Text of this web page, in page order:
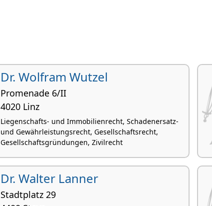
Dr. Wolfram Wutzel
Promenade 6/II
4020 Linz
Liegenschafts- und Immobilienrecht, Schadenersatz-
und Gewährleistungsrecht, Gesellschaftsrecht,
Gesellschaftsgründungen, Zivilrecht
Dr. Walter Lanner
Stadtplatz 29